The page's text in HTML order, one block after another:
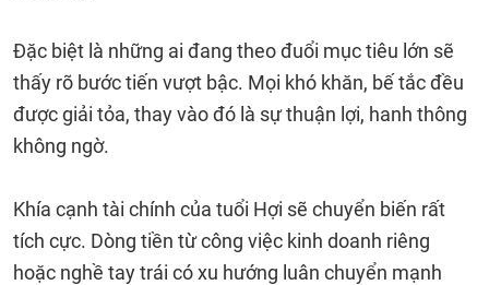
Đặc biệt là những ai đang theo đuổi mục tiêu lớn sẽ
thấy rõ bước tiến vượt bậc. Mọi khó khăn, bế tắc đều
được giải tỏa, thay vào đó là sự thuận lợi, hanh thông
không ngờ.
Khía cạnh tài chính của tuổi Hợi sẽ chuyển biến rất
tích cực. Dòng tiền từ công việc kinh doanh riêng
hoặc nghề tay trái có xu hướng luân chuyển mạnh